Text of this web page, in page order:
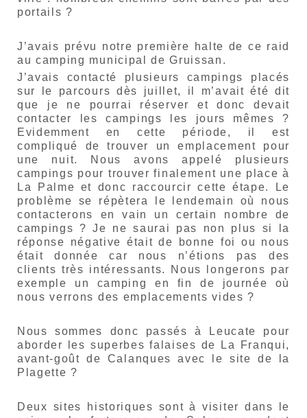
portails ?
J’avais prévu notre première halte de ce raid
au camping municipal de Gruissan.
J’avais contacté plusieurs campings placés
sur le parcours dès juillet, il m’avait été dit
que je ne pourrai réserver et donc devait
contacter les campings les jours mêmes ?
Evidemment en cette période, il est
compliqué de trouver un emplacement pour
une nuit. Nous avons appelé plusieurs
campings pour trouver finalement une place à
La Palme et donc raccourcir cette étape. Le
problème se répètera le lendemain où nous
contacterons en vain un certain nombre de
campings ? Je ne saurai pas non plus si la
réponse négative était de bonne foi ou nous
était donnée car nous n’étions pas des
clients très intéressants. Nous longerons par
exemple un camping en fin de journée où
nous verrons des emplacements vides ?
Nous sommes donc passés à Leucate pour
aborder les superbes falaises de La Franqui,
avant-goût de Calanques avec le site de la
Plagette ?
Deux sites historiques sont à visiter dans le